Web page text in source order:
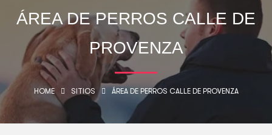
ÁREA DE PERROS CALLE DE
PROVENZA
HOME SITIOS ÁREA DE PERROS CALLE DE PROVENZA